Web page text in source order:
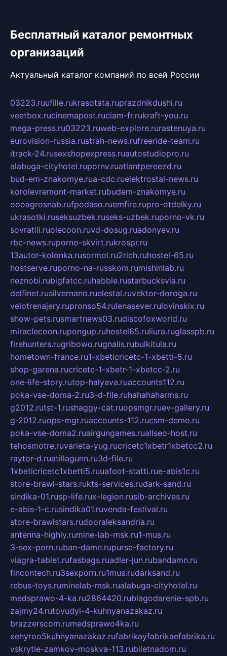
Бесплатный каталог ремонтных
организаций
Актуальный каталог компаний по всей России
03223.ruufille.rukrasotata.ruprazdnikdushi.ru
veetbox.rucinemapost.ruciam-fr.rukraft-you.ru
mega-press.ru03223.ruweb-explore.rurastenuya.ru
eurovision-russia.rustrah-news.rufreeride-team.ru
itrack-24.rusexshopexpress.ruautostudiopro.ru
alabuga-cityhotel.rupornv.ruatlantpereezd.ru
bud-em-znakomye.rua-cdc.ruelektrostal-news.ru
korolevremont-market.rubudem-znakomye.ru
oooagrosnab.rufpodaso.ruemfire.rupro-otdelky.ru
ukrasotki.ruseksuzbek.ruseks-uzbek.ruporno-vk.ru
sovratili.ruolecoon.ruvd-dosug.ruadonyev.ru
rbc-news.ruporno-skvirt.rukrospr.ru
13autor-kolonka.rusormol.ru2rich.ruhostel-65.ru
hostserve.ruporno-na-russkom.rumishinlab.ru
neznobi.rubigfatcc.ruhabble.rustarbucksvia.ru
delfinet.rusilvernano.ruelestal.ruvektor-doroga.ru
velotrenajery.rupronso54.rulenasever.rulovinskix.ru
show-pets.rusmartnews03.rudiscofoxworld.ru
miraclecoon.rupongup.ruhostel65.ruliura.ruglasspb.ru
firehunters.rugribowo.rugnalis.rubulkitula.ru
hometown-france.ru1-xbeticricetc-1-xbetti-5.ru
shop-garena.rucricetc-1-xbetr-1-xbetcc-2.ru
one-life-story.rutop-halyava.ruaccounts112.ru
poka-vse-doma-2.ru3-d-file.ruhahahaharms.ru
g2012.rutst-1.rushaggy-cat.ruopsmgr.ruev-gallery.ru
g-2012.ruops-mgr.ruaccounts-112.rucsm-demo.ru
poka-vse-doma2.ruairgungames.ruallseo-host.ru
tehosmotre.ruvarieta-yug.rucricetc1xbetr1xbetcc2.ru
raytor-d.ruatillagunn.ru3d-file.ru
1xbeticricetc1xbetti5.ruuafoot-statti.rue-abis1c.ru
store-brawl-stars.rukts-services.rudark-sand.ru
sindika-01.rusp-life.rux-legion.rusib-archives.ru
e-abis-1-c.rusindika01.ruvenda-festival.ru
store-brawlstars.rudooraleksandria.ru
antenna-highly.rumine-lab-msk.ru1-mus.ru
3-sex-porn.ruban-damn.rupurse-factory.ru
viagra-tablet.rufasbags.ruadler-jun.rubandamn.ru
fincontech.ru3sexporn.ru1mus.rudarksand.ru
rebus-toys.ruminelab-msk.rualabuga-cityhotel.ru
medsprawo-4-ka.ru2864420.rublagodarenie-spb.ru
zajmy24.rutovudyi-4-kuhnyanazakaz.ru
brazzerscom.rumedsprawo4ka.ru
xehyroo5kuhnyanazakaz.rufabrikayfabrikaefabrika.ru
vskrytie-zamkov-moskva-113.rubiletnadom.ru